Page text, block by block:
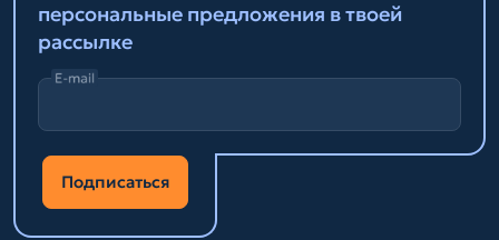
персональные предложения в твоей
рассылке
E-mail
Подписаться